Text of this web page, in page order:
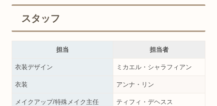
スタッフ
担当 担当者
衣装デザイン ミカエル・シャラフィアン
衣装 アンナ・リン
メイクアップ/特殊メイク主任 ティフィ・デヘスス